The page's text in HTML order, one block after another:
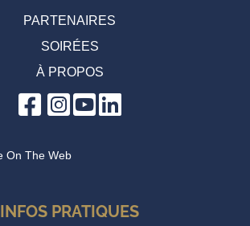
PARTENAIRES
SOIRÉES
À PROPOS
On The Web
INFOS PRATIQUES